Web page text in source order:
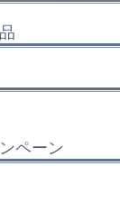
ペーン